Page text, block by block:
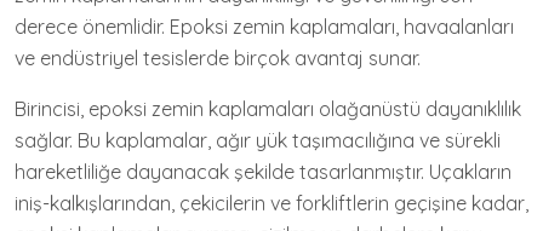
derece önemlidir. Epoksi zemin kaplamaları, havaalanları
ve endüstriyel tesislerde birçok avantaj sunar.
Birincisi, epoksi zemin kaplamaları olağanüstü dayanıklılık
sağlar. Bu kaplamalar, ağır yük taşımacılığına ve sürekli
hareketliliğe dayanacak şekilde tasarlanmıştır. Uçakların
iniş-kalkışlarından, çekicilerin ve forkliftlerin geçişine kadar,